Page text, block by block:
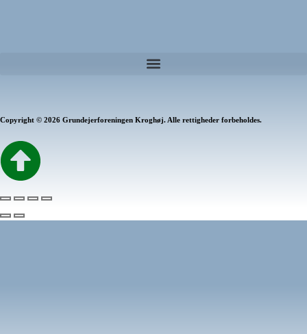
Copyright © 2026 Grundejerforeningen Kroghøj. Alle rettigheder forbeholdes.